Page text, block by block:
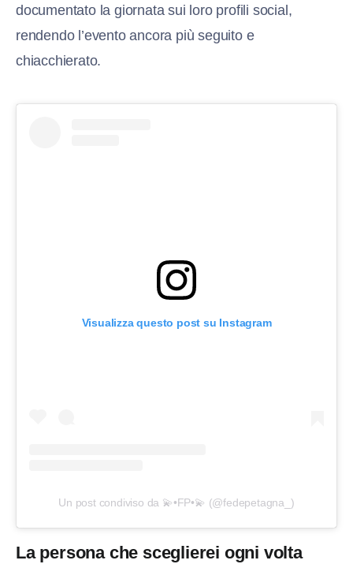
documentato la giornata sui loro profili social,
rendendo l’evento ancora più seguito e
chiacchierato.
Visualizza questo post su Instagram
Un post condiviso da 💫•FP•💫 (@fedepetagna_)
La persona che sceglierei ogni volta